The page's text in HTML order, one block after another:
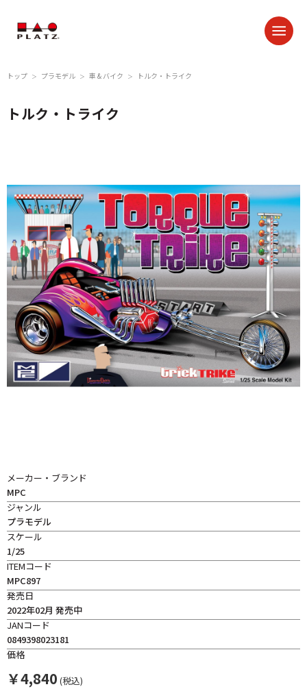
トップ ＞ プラモデル ＞ 車 & バイク ＞ トルク・トライク
トルク・トライク
メーカー・ブランド
MPC
ジャンル
プラモデル
スケール
1/25
ITEMコード
MPC897
発売日
2022年02月 発売中
JANコード
0849398023181
価格
￥4,840 (税込)